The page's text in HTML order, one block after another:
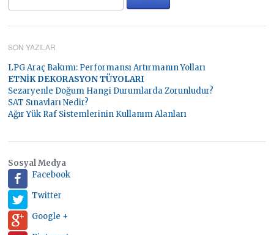
SON YAZILAR
LPG Araç Bakımı: Performansı Artırmanın Yolları
ETNİK DEKORASYON TÜYOLARI
Sezaryenle Doğum Hangi Durumlarda Zorunludur?
SAT Sınavları Nedir?
Ağır Yük Raf Sistemlerinin Kullanım Alanları
Sosyal Medya
Facebook
Twitter
Google +